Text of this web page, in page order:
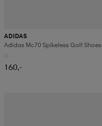
ADIDAS
Adidas Mc70 Spikeless Golf Shoes
160,-